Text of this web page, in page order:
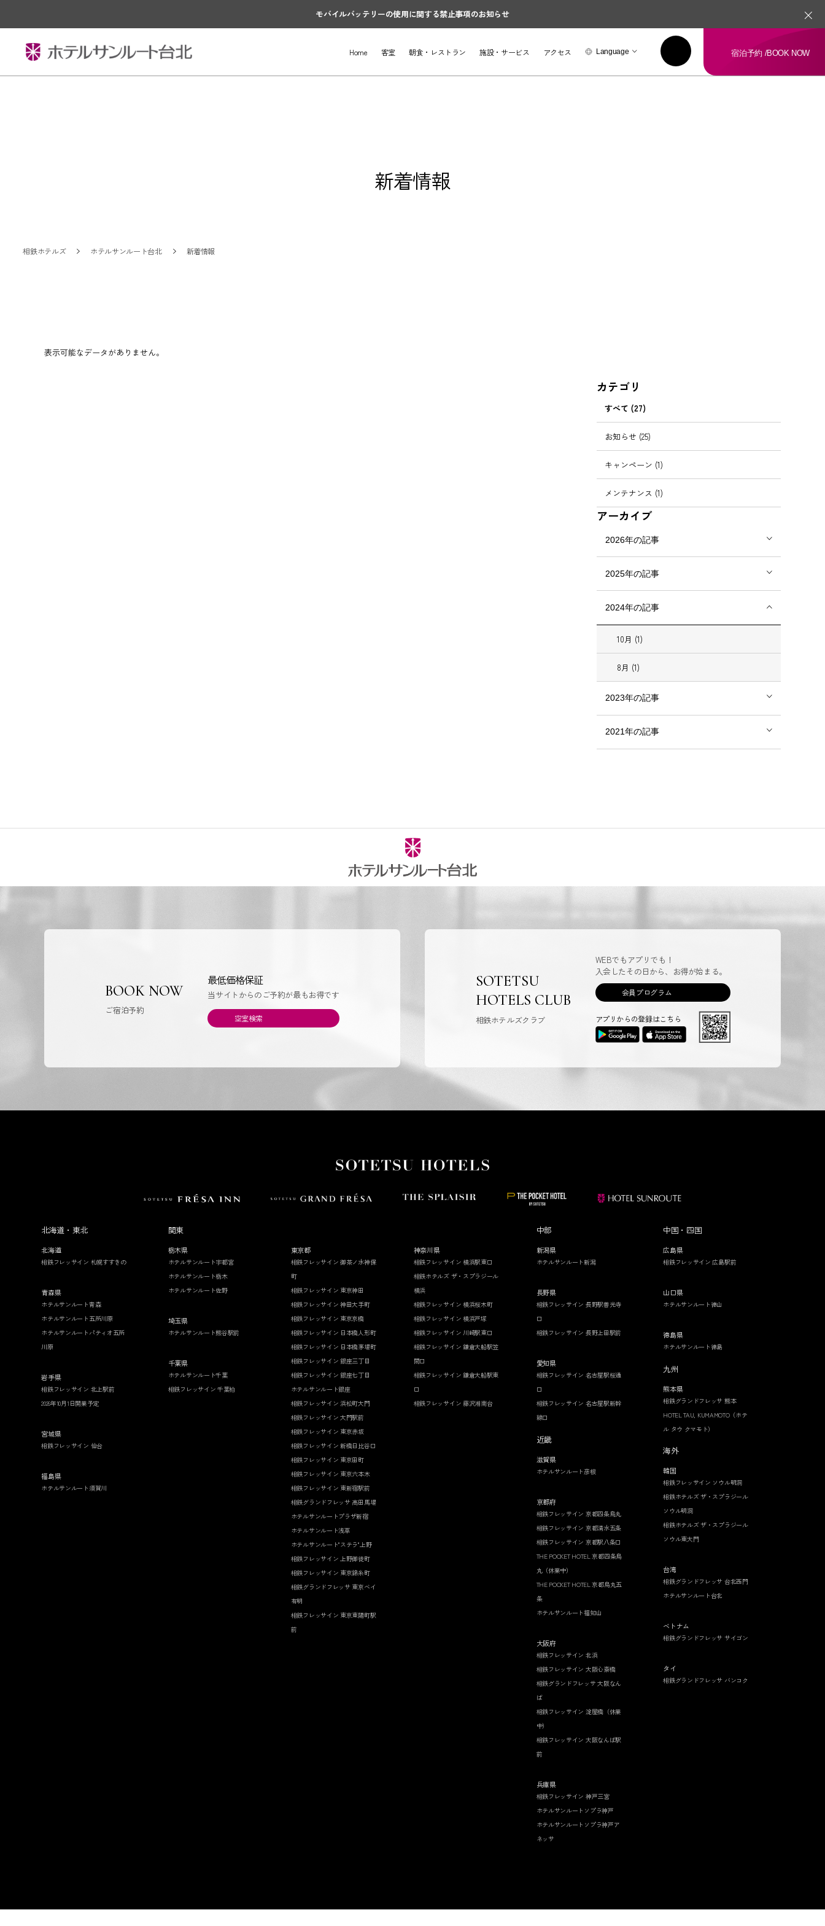
モバイルバッテリーの使用に関する禁止事項のお知らせ
Home 客室 朝食・レストラン 施設・サービス アクセス Language 宿泊予約 /BOOK NOW
新着情報
相鉄ホテルズ ホテルサンルート台北 新着情報
表示可能なデータがありません。
カテゴリ
すべて (27)
お知らせ (25)
キャンペーン (1)
メンテナンス (1)
アーカイブ
2026年の記事
2025年の記事
2024年の記事
10月 (1)
8月 (1)
2023年の記事
2021年の記事
BOOK NOW
ご宿泊予約
最低価格保証
当サイトからのご予約が最もお得です
空室検索
SOTETSU
HOTELS CLUB
相鉄ホテルズクラブ
WEBでもアプリでも！
入会したその日から、お得が始まる。
会員プログラム
アプリからの登録はこちら
北海道・東北
北海道
相鉄フレッサイン 札幌すすきの
青森県
ホテルサンルート青森
ホテルサンルート五所川原
ホテルサンルートパティオ五所
川原
岩手県
相鉄フレッサイン 北上駅前
2026年10月1日開業予定
宮城県
相鉄フレッサイン 仙台
福島県
ホテルサンルート須賀川
関東
栃木県
ホテルサンルート宇都宮
ホテルサンルート栃木
ホテルサンルート佐野
埼玉県
ホテルサンルート熊谷駅前
千葉県
ホテルサンルート千葉
相鉄フレッサイン 千葉柏
東京都
相鉄フレッサイン 御茶ノ水神保
町
相鉄フレッサイン 東京神田
相鉄フレッサイン 神田大手町
相鉄フレッサイン 東京京橋
相鉄フレッサイン 日本橋人形町
相鉄フレッサイン 日本橋茅場町
相鉄フレッサイン 銀座三丁目
相鉄フレッサイン 銀座七丁目
ホテルサンルート銀座
相鉄フレッサイン 浜松町大門
相鉄フレッサイン 大門駅前
相鉄フレッサイン 東京赤坂
相鉄フレッサイン 新橋日比谷口
相鉄フレッサイン 東京田町
相鉄フレッサイン 東京六本木
相鉄フレッサイン 東新宿駅前
相鉄グランドフレッサ 高田馬場
ホテルサンルートプラザ新宿
ホテルサンルート浅草
ホテルサンルート"ステラ"上野
相鉄フレッサイン 上野御徒町
相鉄フレッサイン 東京錦糸町
相鉄グランドフレッサ 東京ベイ
有明
相鉄フレッサイン 東京東陽町駅
前
神奈川県
相鉄フレッサイン 横浜駅東口
相鉄ホテルズ ザ・スプラジール
横浜
相鉄フレッサイン 横浜桜木町
相鉄フレッサイン 横浜戸塚
相鉄フレッサイン 川崎駅東口
相鉄フレッサイン 鎌倉大船駅笠
間口
相鉄フレッサイン 鎌倉大船駅東
口
相鉄フレッサイン 藤沢湘南台
中部
新潟県
ホテルサンルート新潟
長野県
相鉄フレッサイン 長野駅善光寺
口
相鉄フレッサイン 長野上田駅前
愛知県
相鉄フレッサイン 名古屋駅桜通
口
相鉄フレッサイン 名古屋駅新幹
線口
近畿
滋賀県
ホテルサンルート彦根
京都府
相鉄フレッサイン 京都四条烏丸
相鉄フレッサイン 京都清水五条
相鉄フレッサイン 京都駅八条口
THE POCKET HOTEL 京都四条烏
丸（休業中）
THE POCKET HOTEL 京都烏丸五
条
ホテルサンルート福知山
大阪府
相鉄フレッサイン 北浜
相鉄フレッサイン 大阪心斎橋
相鉄グランドフレッサ 大阪なん
ば
相鉄フレッサイン 淀屋橋（休業
中）
相鉄フレッサイン 大阪なんば駅
前
兵庫県
相鉄フレッサイン 神戸三宮
ホテルサンルートソプラ神戸
ホテルサンルートソプラ神戸ア
ネッサ
中国・四国
広島県
相鉄フレッサイン 広島駅前
山口県
ホテルサンルート徳山
徳島県
ホテルサンルート徳島
九州
熊本県
相鉄グランドフレッサ 熊本
HOTEL TAU, KUMAMOTO（ホテ
ル タウ クマモト）
海外
韓国
相鉄フレッサイン ソウル明洞
相鉄ホテルズ ザ・スプラジール
ソウル明洞
相鉄ホテルズ ザ・スプラジール
ソウル東大門
台湾
相鉄グランドフレッサ 台北西門
ホテルサンルート台北
ベトナム
相鉄グランドフレッサ サイゴン
タイ
相鉄グランドフレッサ バンコク